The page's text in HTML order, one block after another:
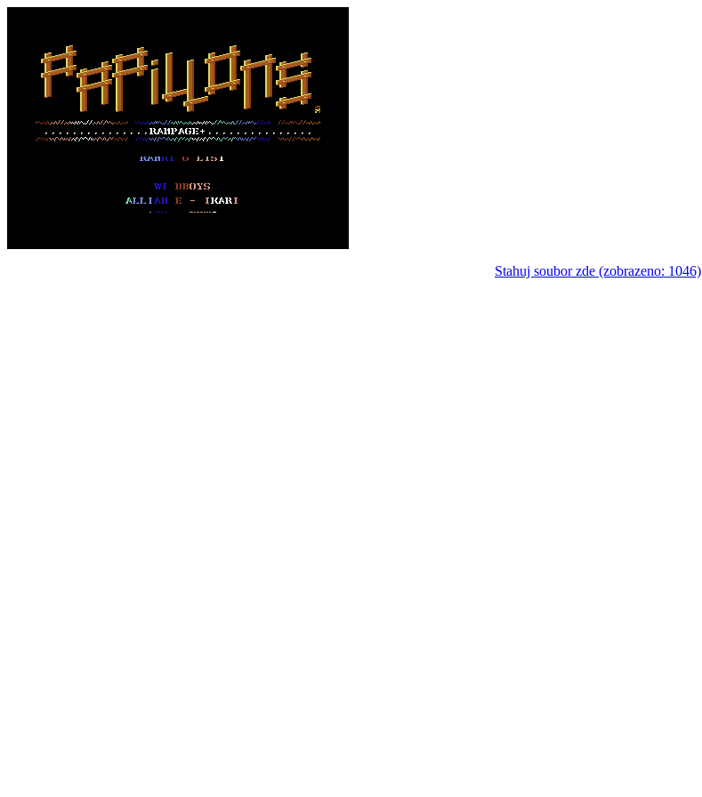
Stahuj soubor zde (zobrazeno: 1046)